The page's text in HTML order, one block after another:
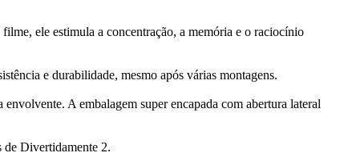
ele estimula a concentração, a memória e o raciocínio
e durabilidade, mesmo após várias montagens.
A embalagem super encapada com abertura lateral
de Divertidamente 2.